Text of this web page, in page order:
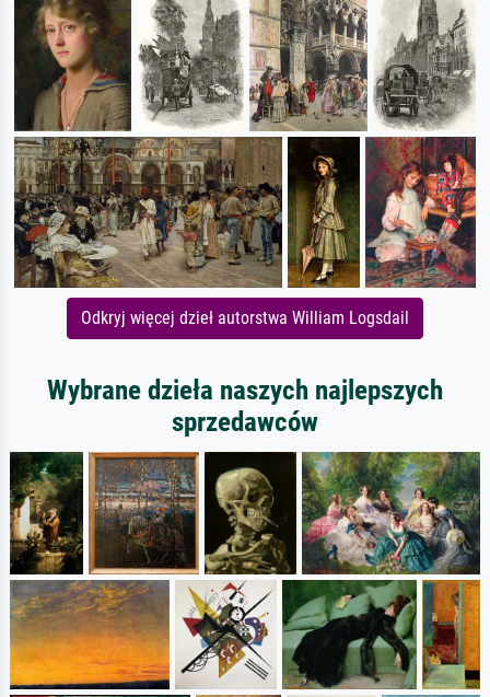
Odkryj więcej dzieł autorstwa William Logsdail
Wybrane dzieła naszych najlepszych
sprzedawców